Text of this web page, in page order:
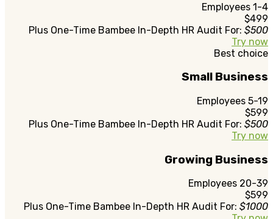
1-4 Employees
$499
Plus One-Time Bambee In-Depth HR Audit For: $500
Try now
Best choice
Small Business
5-19 Employees
$599
Plus One-Time Bambee In-Depth HR Audit For: $500
Try now
Growing Business
20-39 Employees
$599
Plus One-Time Bambee In-Depth HR Audit For: $1000